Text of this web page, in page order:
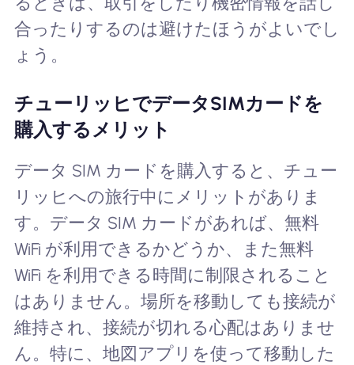
合ったりするのは避けたほうがよいでし
ょう。
チューリッヒでデータSIMカードを
購入するメリット
データ SIM カードを購入すると、チュー
リッヒへの旅行中にメリットがありま
す。データ SIM カードがあれば、無料
WiFi が利用できるかどうか、また無料
WiFi を利用できる時間に制限されること
はありません。場所を移動しても接続が
維持され、接続が切れる心配はありませ
ん。特に、地図アプリを使って移動した